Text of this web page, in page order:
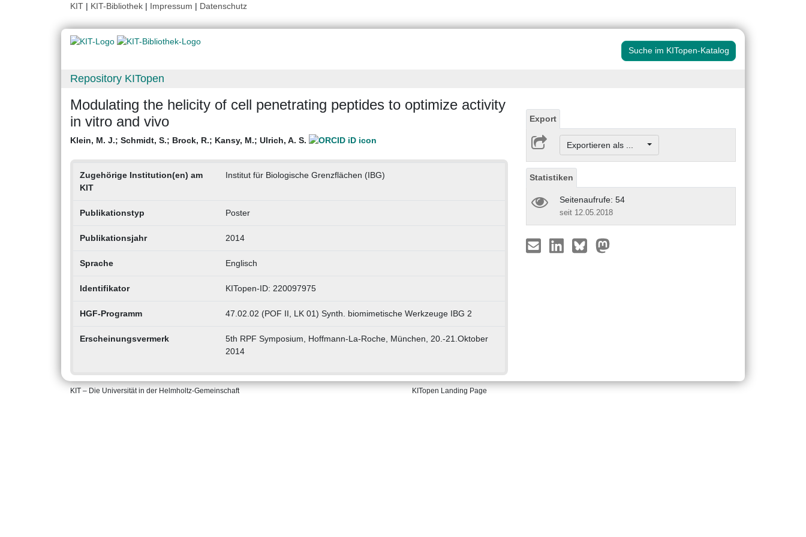
KIT | KIT-Bibliothek | Impressum | Datenschutz
Suche im KITopen-Katalog
Repository KITopen
Modulating the helicity of cell penetrating peptides to optimize activity
in vitro and vivo
Klein, M. J.; Schmidt, S.; Brock, R.; Kansy, M.; Ulrich, A. S.
Zugehörige Institution(en) am
KIT
Institut für Biologische Grenzflächen (IBG)
Publikationstyp Poster
Publikationsjahr 2014
Sprache Englisch
Identifikator KITopen-ID: 220097975
HGF-Programm 47.02.02 (POF II, LK 01) Synth. biomimetische Werkzeuge IBG 2
Erscheinungsvermerk
5th RPF Symposium, Hoffmann-La-Roche, München, 20.-21.Oktober
2014
Export
Exportieren als ...
Statistiken
Seitenaufrufe: 54
seit 12.05.2018
KIT – Die Universität in der Helmholtz-Gemeinschaft KITopen Landing Page